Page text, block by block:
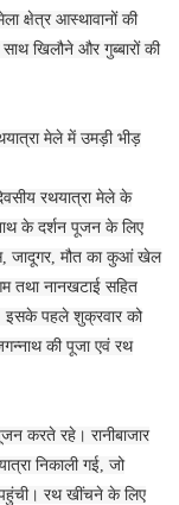
क्षेत्र आस्थावानों की
खिलौने और गुब्बारों की
मेले में उमड़ी भीड़
रथयात्रा मेले के
के दर्शन पूजन के लिए
जादूगर, मौत का कुआं खेल
तथा नानखटाई सहित
इसके पहले शुक्रवार को
की पूजा एवं रथ
करते रहे। रानीबाजार
निकाली गई, जो
रथ खींचने के लिए